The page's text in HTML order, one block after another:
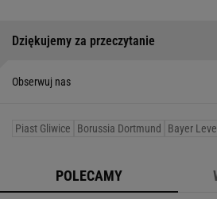
Dziękujemy za przeczytanie
Obserwuj nas
Piast Gliwice Borussia Dortmund Bayer
POLECAMY